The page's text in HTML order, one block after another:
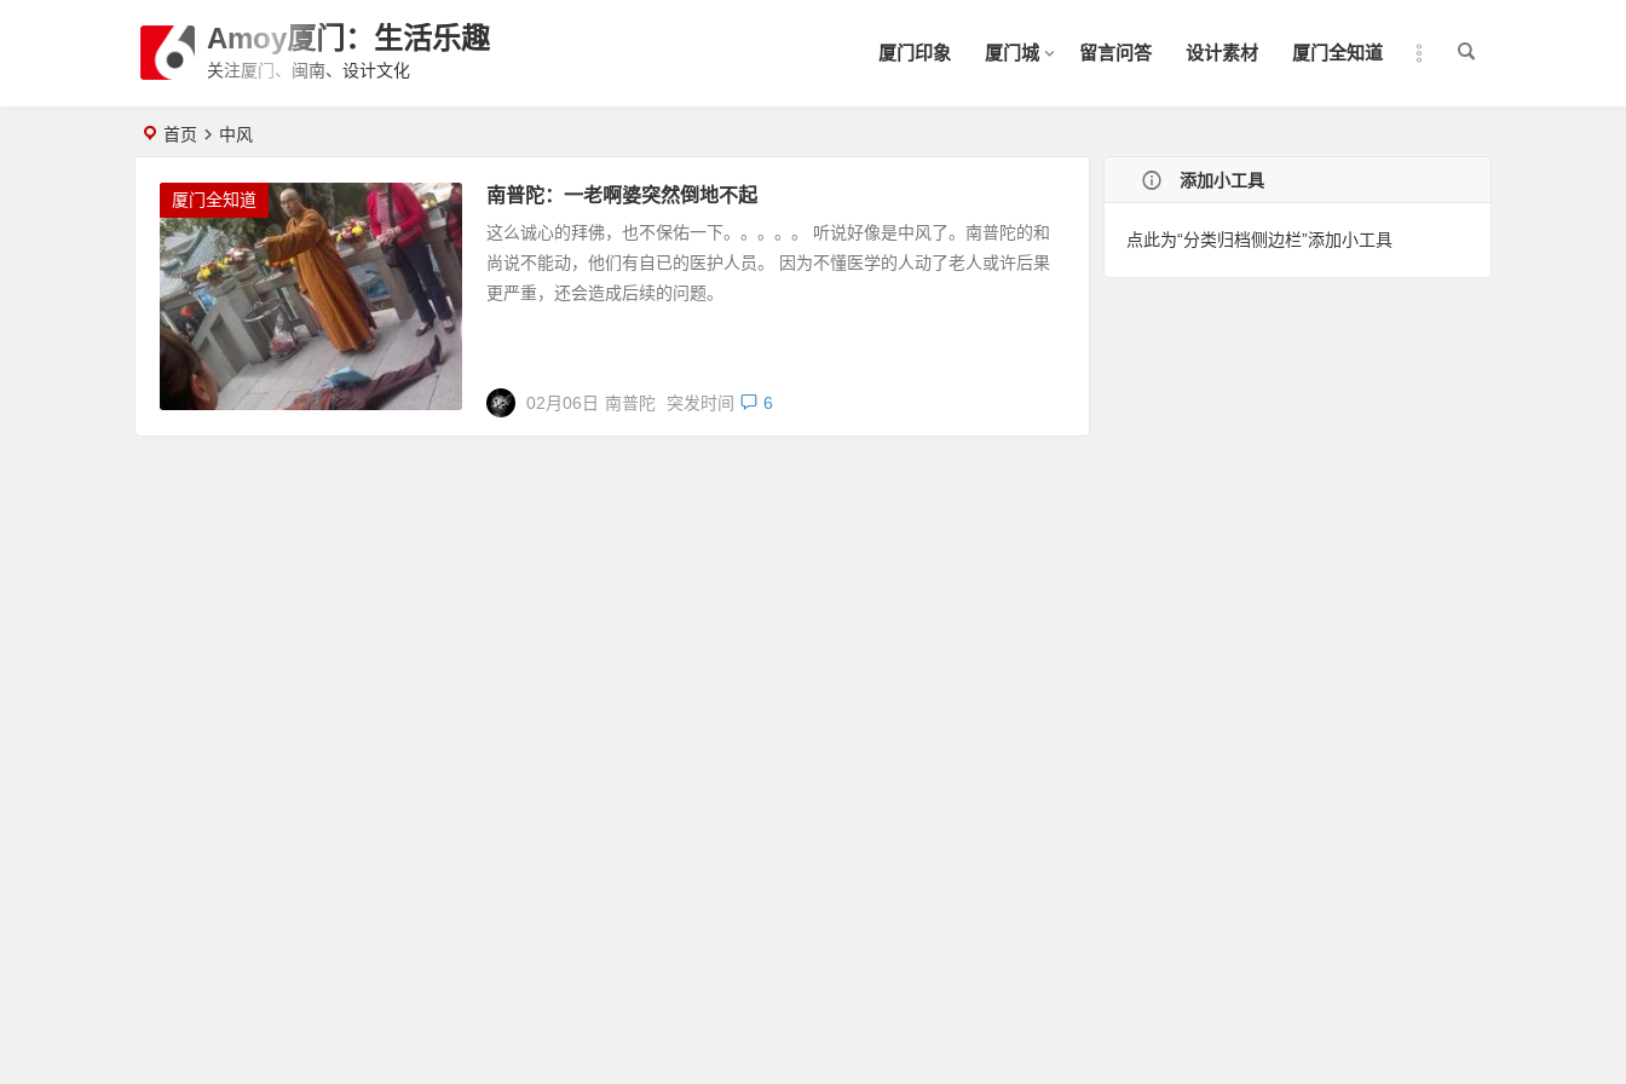
Amoy厦门：生活乐趣
关注厦门、闽南、设计文化
厦门印象 厦门城 留言问答 设计素材 厦门全知道
首页 中风
厦门全知道 南普陀：一老啊婆突然倒地不起
这么诚心的拜佛，也不保佑一下。。。。。 听说好像是中风了。南普陀的和
尚说不能动，他们有自已的医护人员。 因为不懂医学的人动了老人或许后果
更严重，还会造成后续的问题。
02月06日 南普陀 突发时间 6
添加小工具
点此为“分类归档侧边栏”添加小工具